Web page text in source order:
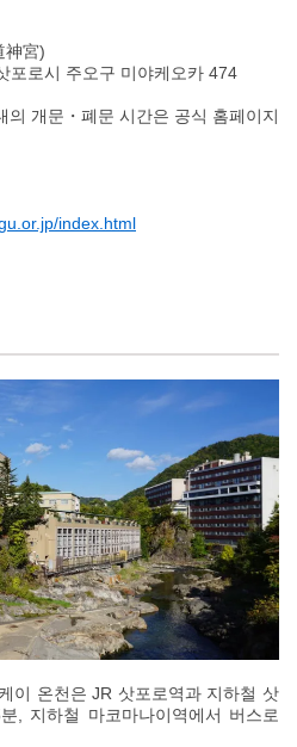
神宮)
포로시 주오구 미야케오카 474
개문・폐문 시간은 공식 홈페이지
index.html
이 온천은 JR 삿포로역과 지하철 삿
, 지하철 마코마나이역에서 버스로